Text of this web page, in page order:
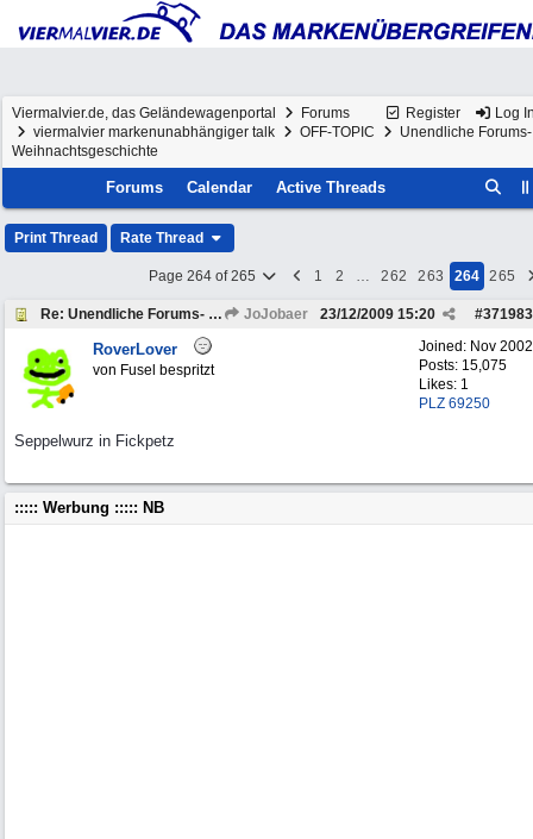
Register Log
Viermalvier.de, das Geländewagenportal
Forums
viermalvier markenunabhängiger talk
OFF-TOPIC
Unendliche Forums-
Weihnachtsgeschichte
Forums Calendar Active Threads
Print Thread Rate Thread
Page 264 of 265 1 2 … 262 263 264 265
Re: Unendliche Forums- Weihnachtsgeschichte JoJobaer #371983
23/12/2009 15:20
Joined: Nov 2002
Posts: 15,075
Likes: 1
PLZ 69250
RoverLover
von Fusel bespritzt
Seppelwurz in Fickpetz
::::: Werbung ::::: NB